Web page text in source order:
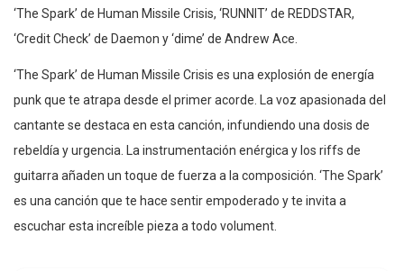
‘The Spark’ de Human Missile Crisis, ‘RUNNIT’ de REDDSTAR,
‘Credit Check’ de Daemon y ‘dime’ de Andrew Ace.
‘The Spark’ de Human Missile Crisis es una explosión de energía
punk que te atrapa desde el primer acorde. La voz apasionada del
cantante se destaca en esta canción, infundiendo una dosis de
rebeldía y urgencia. La instrumentación enérgica y los riffs de
guitarra añaden un toque de fuerza a la composición. ‘The Spark’
es una canción que te hace sentir empoderado y te invita a
escuchar esta increíble pieza a todo volument.